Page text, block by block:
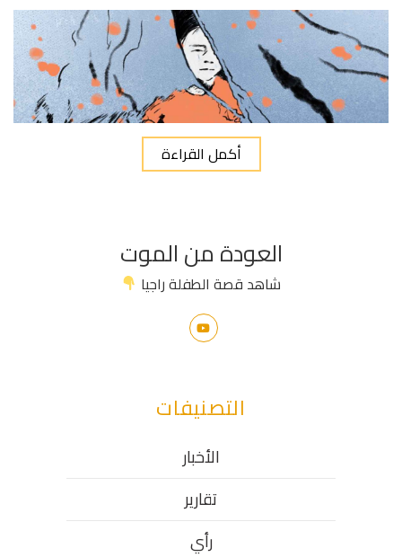
أكمل القراءة
العودة من الموت
شاهد قصة الطفلة راجيا
التصنيفات
الأخبار
تقارير
رأي